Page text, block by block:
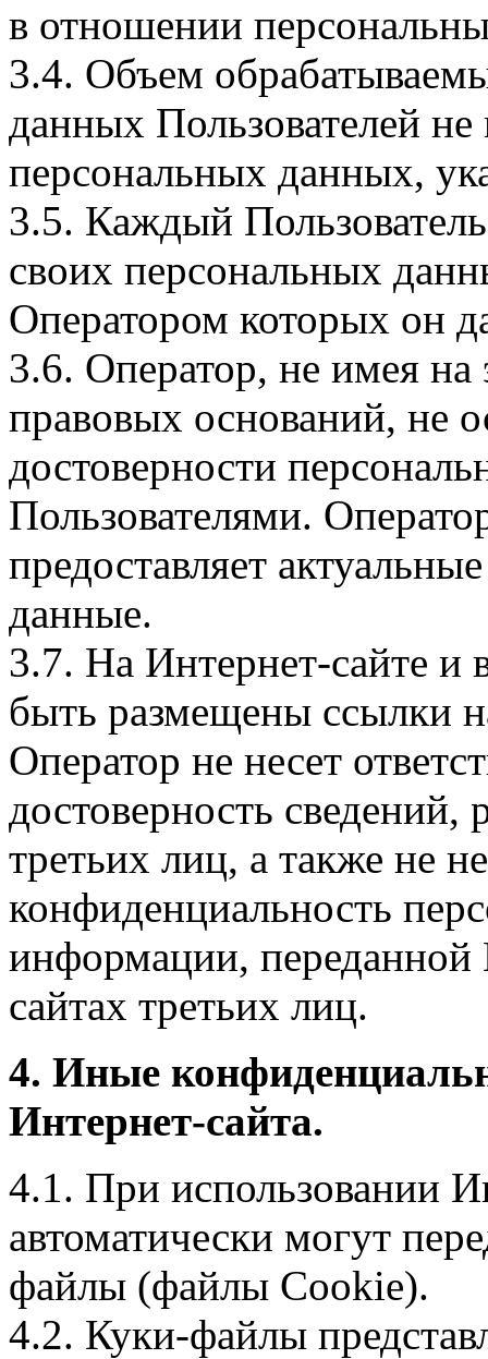
в отношении
3.4. Объем
данных Пользователей
персональных данных,
3.5. Каждый
своих персональных
Оператором которых он
3.6. Оператор, не имея
правовых оснований, не
достоверности
Пользователями.
предоставляет
данные.
3.7. На Интернет-сайте
быть размещены ссылки
Оператор не несет
достоверность
третьих лиц, а также не
конфиденциальность
информации, переданной
сайтах третьих лиц.
4. Иные
Интернет-сайта.
4.1. При использовании
автоматически могут
файлы (файлы Cookie).
4.2. Куки-файлы